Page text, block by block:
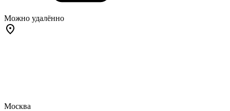
Можно удалённо
Москва